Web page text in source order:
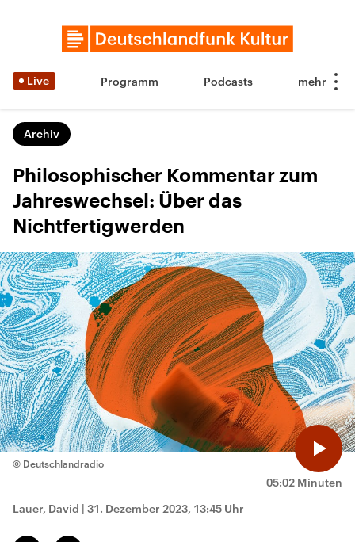
Live Programm Podcasts
Archiv
Philosophischer Kommentar zum
Jahreswechsel: Über das
Nichtfertigwerden
05:02 Minuten
© Deutschlandradio
Lauer, David | 31. Dezember 2023, 13:45 Uhr